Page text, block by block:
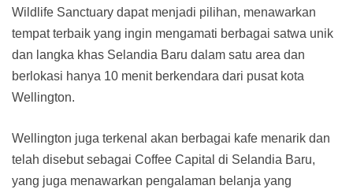
Wildlife Sanctuary dapat menjadi pilihan, menawarkan
tempat terbaik yang ingin mengamati berbagai satwa unik
dan langka khas Selandia Baru dalam satu area dan
berlokasi hanya 10 menit berkendara dari pusat kota
Wellington.
Wellington juga terkenal akan berbagai kafe menarik dan
telah disebut sebagai Coffee Capital di Selandia Baru,
yang juga menawarkan pengalaman belanja yang